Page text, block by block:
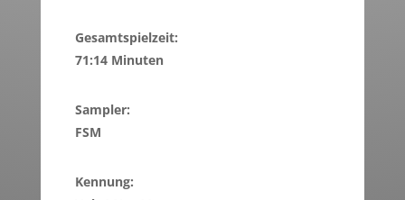
Gesamtspielzeit:
71:14 Minuten
Sampler:
FSM
Kennung: